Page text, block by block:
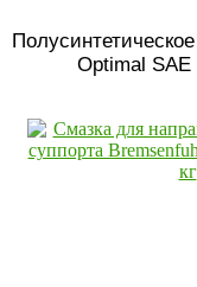
Optimal SAE